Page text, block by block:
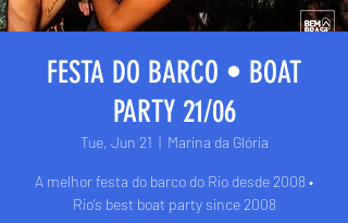
FESTA DO BARCO • BOAT
PARTY 21/06
Tue, Jun 21
  |
Marina da Glória
A melhor festa do barco do Rio desde 2008 •
Rio’s best boat party since 2008